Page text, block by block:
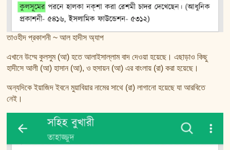
তাওহীদ প্রকাশনী ~ আল হাদীস অ্যাপ
এখানে উম্মে কুলসুম (আ) হতে আলাইসাল্লাম বাদ দেওয়া হয়েছে। এছাড়াও কিছু
হাদীসে আলী (আ) হাসান (আ), ও হুসায়ন (আ) এর বাংলায় (রা) করা হয়েছে।
অন্যদিকে ইয়াজিদ ইবনে মুয়াবিয়ার নামের সাথে (রা) লাগানো হয়েছে যা আরবিতে
নেই।